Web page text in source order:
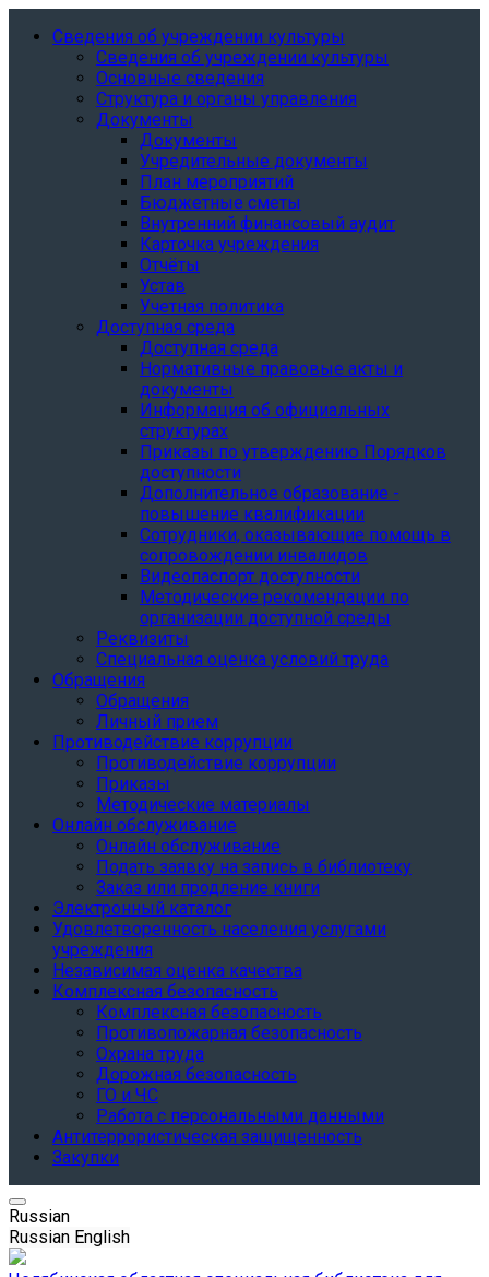
Сведения об учреждении культуры
Сведения об учреждении культуры
Основные сведения
Структура и органы управления
Документы
Документы
Учредительные документы
План мероприятий
Бюджетные сметы
Внутренний финансовый аудит
Карточка учреждения
Отчёты
Устав
Учетная политика
Доступная среда
Доступная среда
Нормативные правовые акты и
документы
Информация об официальных
структурах
Приказы по утверждению Порядков
доступности
Дополнительное образование -
повышение квалификации
Сотрудники, оказывающие помощь в
сопровождении инвалидов
Видеопаспорт доступности
Методические рекомендации по
организации доступной среды
Реквизиты
Специальная оценка условий труда
Обращения
Обращения
Личный прием
Противодействие коррупции
Противодействие коррупции
Приказы
Методические материалы
Онлайн обслуживание
Онлайн обслуживание
Подать заявку на запись в библиотеку
Заказ или продление книги
Электронный каталог
Удовлетворенность населения услугами
учреждения
Независимая оценка качества
Комплексная безопасность
Комплексная безопасность
Противопожарная безопасность
Охрана труда
Дорожная безопасность
ГО и ЧС
Работа с персональными данными
Антитеррористическая защищенность
Закупки
Russian
Russian English